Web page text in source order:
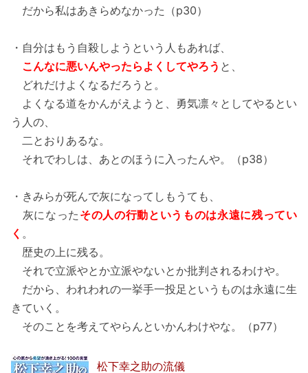
だから私はあきらめなかった（p30）
・自分はもう自殺しようという人もあれば、
こんなに悪いんやったらよくしてやろう と、
どれだけよくなるだろうと。
よくなる道をかんがえようと、勇気凛々としてやるとい
う人の、
二とおりあるな。
それでわしは、あとのほうに入ったんや。（p38）
・きみらが死んで灰になってしもうても、
灰になった その人の行動というものは永遠に残ってい
く 。
歴史の上に残る。
それで立派やとか立派やないとか批判されるわけや。
だから、われわれの一挙手一投足というものは永遠に生
きていく。
そのことを考えてやらんといかんわけやな。（p77）
松下幸之助の流儀